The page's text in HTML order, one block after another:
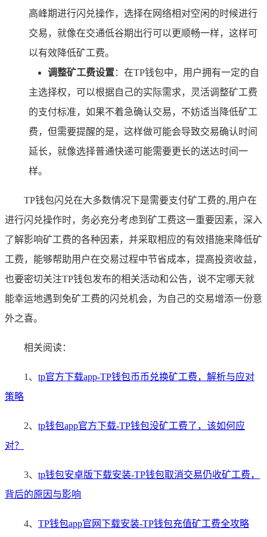
高峰期进行闪兑操作，选择在网络相对空闲的时候进行
交易，就像在交通低谷期出行可以更顺畅一样，这样可
以有效降低矿工费。
调整矿工费设置：在TP钱包中，用户拥有一定的自
主选择权，可以根据自己的实际需求，灵活调整矿工费
的支付标准，如果不着急确认交易，不妨适当降低矿工
费，但需要提醒的是，这样做可能会导致交易确认时间
延长，就像选择普通快递可能需要更长的送达时间一
样。
TP钱包闪兑在大多数情况下是需要支付矿工费的,用户在
进行闪兑操作时，务必充分考虑到矿工费这一重要因素，深入
了解影响矿工费的各种因素，并采取相应的有效措施来降低矿
工费，能够帮助用户在交易过程中节省成本，提高投资收益，
也要密切关注TP钱包发布的相关活动和公告，说不定哪天就
能幸运地遇到免矿工费的闪兑机会，为自己的交易增添一份意
外之喜。
相关阅读：
1、 tp官方下载app-TP钱包币币兑换矿工费，解析与应对
策略
2、 tp钱包app官方下载-TP钱包没矿工费了，该如何应
对？
3、 tp钱包安卓版下载安装-TP钱包取消交易仍收矿工费，
背后的原因与影响
4、 TP钱包app官网下载安装-TP钱包充值矿工费全攻略